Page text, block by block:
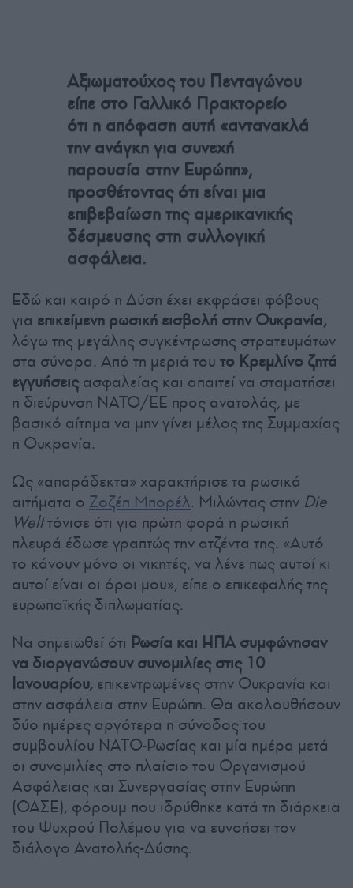
Αξιωματούχος του Πενταγώνου
είπε στο Γαλλικό Πρακτορείο
ότι η απόφαση αυτή «αντανακλά
την ανάγκη για συνεχή
παρουσία στην Ευρώπη»,
προσθέτοντας ότι είναι μια
επιβεβαίωση της αμερικανικής
δέσμευσης στη συλλογική
ασφάλεια.
Εδώ και καιρό η Δύση έχει εκφράσει φόβους
για επικείμενη ρωσική εισβολή στην Ουκρανία,
λόγω της μεγάλης συγκέντρωσης στρατευμάτων
στα σύνορα. Από τη μεριά του το Κρεμλίνο ζητά
εγγυήσειςασφαλείας και απαιτεί να σταματήσει
η διεύρυνση ΝΑΤΟ/ΕΕ προς ανατολάς, με
βασικό αίτημα να μην γίνει μέλος της Συμμαχίας
η Ουκρανία.
Ως «απαράδεκτα» χαρακτήρισε τα ρωσικά
αιτήματα ο Ζοζέπ Μπορέλ. Μιλώντας στην Die
Weltτόνισε ότι για πρώτη φορά η ρωσική
πλευρά έδωσε γραπτώς την ατζέντα της. «Αυτό
το κάνουν μόνο οι νικητές, να λένε πως αυτοί κι
αυτοί είναι οι όροι μου», είπε ο επικεφαλής της
ευρωπαϊκής διπλωματίας.
Να σημειωθεί ότι Ρωσία και ΗΠΑ συμφώνησαν
να διοργανώσουν συνομιλίες στις 10
Ιανουαρίου, επικεντρωμένες στην Ουκρανία και
στην ασφάλεια στην Ευρώπη. Θα ακολουθήσουν
δύο ημέρες αργότερα η σύνοδος του
συμβουλίου NATO-Ρωσίας και μία ημέρα μετά
οι συνομιλίες στο πλαίσιο του Οργανισμού
Ασφάλειας και Συνεργασίας στην Ευρώπη
(ΟΑΣΕ), φόρουμ που ιδρύθηκε κατά τη διάρκεια
του Ψυχρού Πολέμου για να ευνοήσει τον
διάλογο Ανατολής-Δύσης.